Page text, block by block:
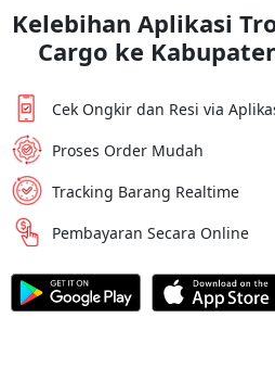
Kelebihan Aplikasi
Cargo ke
Cek Ongkir dan Resi via
Proses Order Mudah
Tracking Barang Realtime
Pembayaran Secara Online